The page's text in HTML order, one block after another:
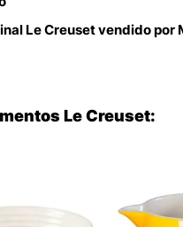
Le Creuset vendido por
Le Creuset: